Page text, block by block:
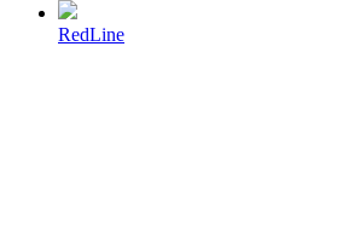
RedLine